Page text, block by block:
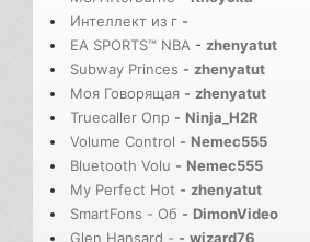
Интеллект из г -
EA SPORTS™ NBA - zhenyatut
Subway Princes - zhenyatut
Моя Говорящая - zhenyatut
Truecaller Опр - Ninja_H2R
Volume Control - Nemec555
Bluetooth Volu - Nemec555
My Perfect Hot - zhenyatut
SmartFons - Об - DimonVideo
Glen Hansard - - wizard76